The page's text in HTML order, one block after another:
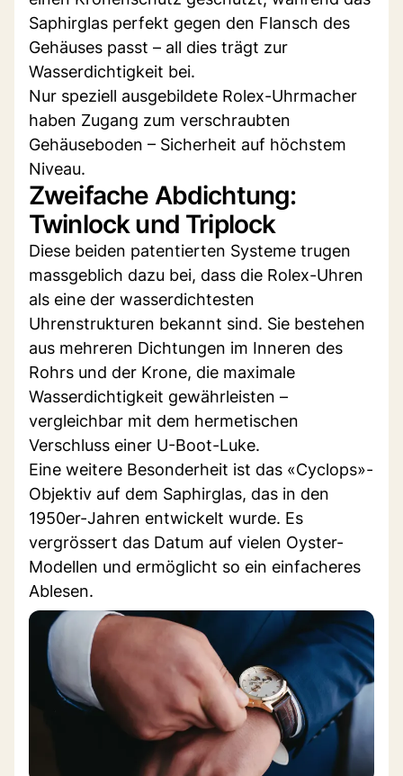
Saphirglas perfekt gegen den Flansch des
Gehäuses passt – all dies trägt zur
Wasserdichtigkeit bei.
Nur speziell ausgebildete Rolex-Uhrmacher
haben Zugang zum verschraubten
Gehäuseboden – Sicherheit auf höchstem
Niveau.
Zweifache Abdichtung:
Twinlock und Triplock
Diese beiden patentierten Systeme trugen
massgeblich dazu bei, dass die Rolex-Uhren
als eine der wasserdichtesten
Uhrenstrukturen bekannt sind. Sie bestehen
aus mehreren Dichtungen im Inneren des
Rohrs und der Krone, die maximale
Wasserdichtigkeit gewährleisten –
vergleichbar mit dem hermetischen
Verschluss einer U-Boot-Luke.
Eine weitere Besonderheit ist das «Cyclops»-
Objektiv auf dem Saphirglas, das in den
1950er-Jahren entwickelt wurde. Es
vergrössert das Datum auf vielen Oyster-
Modellen und ermöglicht so ein einfacheres
Ablesen.